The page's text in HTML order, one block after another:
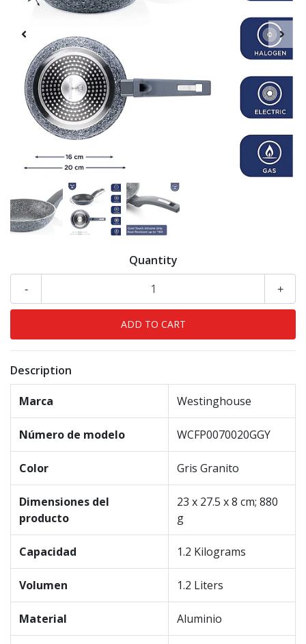
Quantity
+
-
Description
Marca Westinghouse
Número de modelo WCFP0070020GGY
Color Gris Granito
Dimensiones del
producto
23 x 27.5 x 8 cm; 880
g
Capacidad 1.2 Kilograms
Volumen 1.2 Liters
Material Aluminio